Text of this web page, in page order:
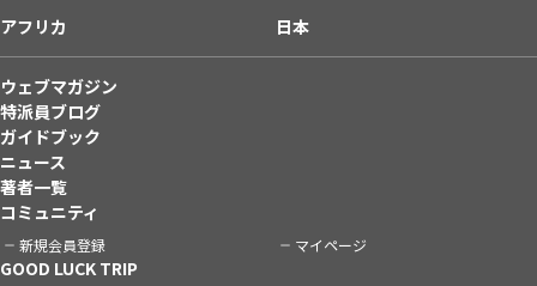
アフリカ
日本
ウェブマガジン
特派員ブログ
ガイドブック
ニュース
著者一覧
コミュニティ
新規会員登録 マイページ
GOOD LUCK TRIP